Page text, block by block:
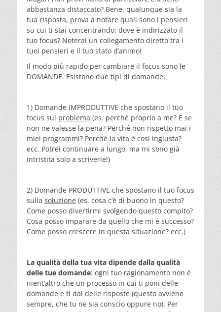
abbastanza distaccato? Bene, qualunque sia la
tua risposta, prova a notare quali sono i pensieri
su cui ti stai concentrando: dove è indirizzato il
tuo focus? Noterai un collegamento diretto tra i
tuoi pensieri e il tuo stato d’animo!
Il modo più rapido per cambiare il focus sono le
DOMANDE. Esistono due tipi di domande:
1) Domande IMPRODUTTIVE che spostano il tuo
focus sul problema (es. perché proprio a me? E se
non ne valesse la pena? Perché non rispetto mai i
miei programmi? Perché la vita è così ingiusta?
ecc. Potrei continuare a lungo, ma mi sono già
intristita solo a scriverle!)
2) Domande PRODUTTIVE che spostano il tuo focus
sulla soluzione (es. cosa c’è di buono in questo?
Come posso divertirmi svolgendo questo compito?
Cosa posso imparare da quello che mi è successo?
Come posso crescere in questa situazione? ecc.)
La qualità della tua vita dipende dalla qualità
delle tue domande: ogni tuo ragionamento non è
nient’altro che un processo in cui ti poni delle
domande e ti dai delle risposte (questo avviene
sempre, che tu ne sia conscio oppure no). Per